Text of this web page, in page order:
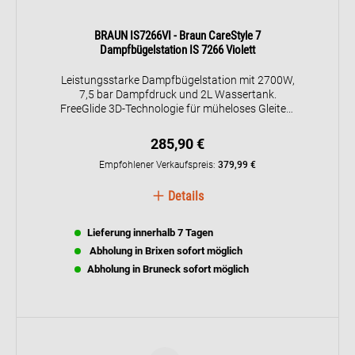
BRAUN IS7266VI - Braun CareStyle 7
Dampfbügelstation IS 7266 Violett
Leistungsstarke Dampfbügelstation mit 2700W,
7,5 bar Dampfdruck und 2L Wassertank.
FreeGlide 3D-Technologie für müheloses Gleiten,
Bügelmodi für professionelle Ergebnisse.
Ergonomisches Design für maximalen Komfort.
285,90 €
Empfohlener Verkaufspreis: 379,99 €
Details
Lieferung innerhalb 7 Tagen
Abholung in Brixen sofort möglich
Abholung in Bruneck sofort möglich